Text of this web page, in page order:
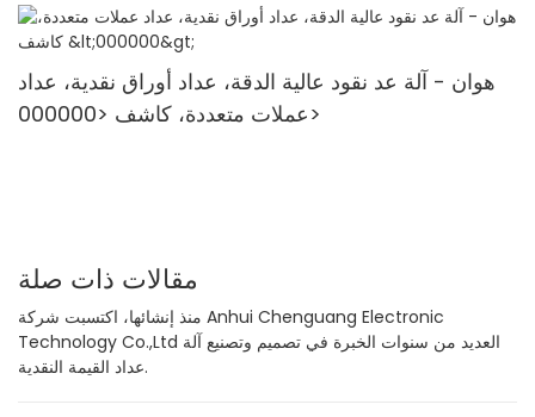
هوان - آلة عد نقود عالية الدقة، عداد أوراق نقدية، عداد
عملات متعددة، كاشف <000000>
مقالات ذات صلة
منذ إنشائها، اكتسبت شركة Anhui Chenguang Electronic
Technology Co.,Ltd العديد من سنوات الخبرة في تصميم وتصنيع آلة
عداد القيمة النقدية.